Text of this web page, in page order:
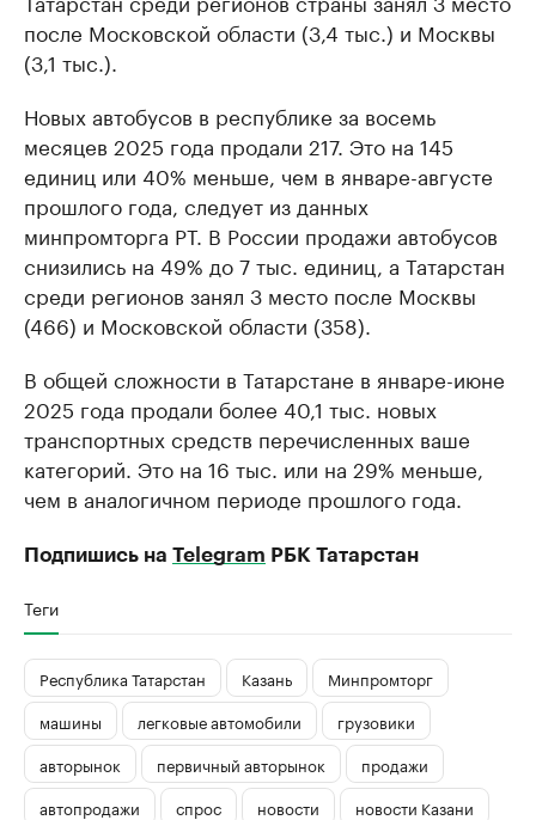
после Московской области (3,4 тыс.) и Москвы
(3,1 тыс.).
Новых автобусов в республике за восемь
месяцев 2025 года продали 217. Это на 145
единиц или 40% меньше, чем в январе-августе
прошлого года, следует из данных
минпромторга РТ. В России продажи автобусов
снизились на 49% до 7 тыс. единиц, а Татарстан
среди регионов занял 3 место после Москвы
(466) и Московской области (358).
В общей сложности в Татарстане в январе-июне
2025 года продали более 40,1 тыс. новых
транспортных средств перечисленных ваше
категорий. Это на 16 тыс. или на 29% меньше,
чем в аналогичном периоде прошлого года.
Подпишись на Telegram РБК Татарстан
Теги
Республика Татарстан Казань
Минпромторг
машины
легковые автомобили
грузовики
авторынок
первичный авторынок
продажи
автопродажи
спрос новости
новости Казани